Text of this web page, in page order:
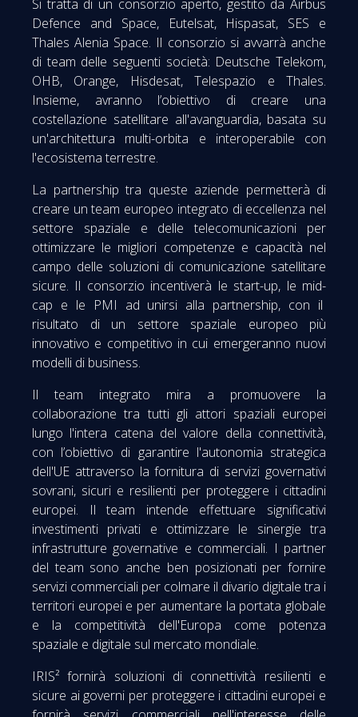
Si tratta di un consorzio aperto, gestito da Airbus
Defence and Space, Eutelsat, Hispasat, SES e
Thales Alenia Space. Il consorzio si avvarrà anche
di team delle seguenti società: Deutsche Telekom,
OHB, Orange, Hisdesat, Telespazio e Thales.
Insieme, avranno l’obiettivo di creare una
costellazione satellitare all'avanguardia, basata su
un'architettura multi-orbita e interoperabile con
l'ecosistema terrestre.
La partnership tra queste aziende permetterà di
creare un team europeo integrato di eccellenza nel
settore spaziale e delle telecomunicazioni per
ottimizzare le migliori competenze e capacità nel
campo delle soluzioni di comunicazione satellitare
sicure. Il consorzio incentiverà le start-up, le mid-
cap e le PMI ad unirsi alla partnership, con il
risultato di un settore spaziale europeo più
innovativo e competitivo in cui emergeranno nuovi
modelli di business.
Il team integrato mira a promuovere la
collaborazione tra tutti gli attori spaziali europei
lungo l'intera catena del valore della connettività,
con l’obiettivo di garantire l'autonomia strategica
dell'UE attraverso la fornitura di servizi governativi
sovrani, sicuri e resilienti per proteggere i cittadini
europei. Il team intende effettuare significativi
investimenti privati e ottimizzare le sinergie tra
infrastrutture governative e commerciali. I partner
del team sono anche ben posizionati per fornire
servizi commerciali per colmare il divario digitale tra i
territori europei e per aumentare la portata globale
e la competitività dell'Europa come potenza
spaziale e digitale sul mercato mondiale.
IRIS² fornirà soluzioni di connettività resilienti e
sicure ai governi per proteggere i cittadini europei e